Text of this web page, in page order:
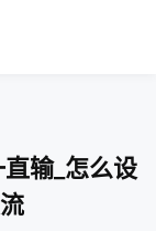
输_怎么设